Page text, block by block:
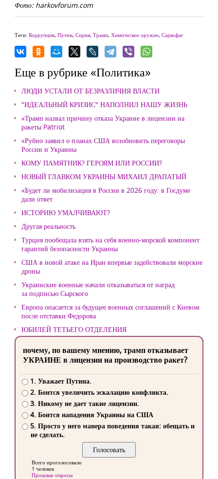
Фото: harkovforum.com
Теги: Коррупция, Путин, Сирия, Трамп, Химическое оружие, Саркофаг
Еще в рубрике «Политика»
ЛЮДИ УСТАЛИ ОТ БЕЗРАЗЛИЧИЯ ВЛАСТИ
"ИДЕАЛЬНЫЙ КРИЗИС" НАПОЛНИЛ НАШУ ЖИЗНЬ
«Трамп назвал причину отказа Украине в лицензии на
ракеты Patriot
«Рубио заявил о планах США возобновить переговоры
России и Украины
КОМУ ПАМЯТНИК? ГЕРОЯМ ИЛИ РОССИИ?
НОВЫЙ ГЛАВКОМ УКРАИНЫ МИХАИЛ ДРАПАТЫЙ
«Будет ли мобилизация в России в 2026 году: в Госдуме
дали ответ
ИСТОРИЮ УМАЛЧИВАЮТ?
Другая реальность
Турция пообещала взять на себя военно-морской компонент
гарантий безопасности Украины
США в новой атаке на Иран впервые задействовали морские
дроны
Украинские военные начали отказываться от наград
за подписью Сырского
Европа опасается за будущее военных соглашений с Киевом
после отставки Федорова
ЮБИЛЕЙ ТЕТЬЕГО ОТДЕЛЕНИЯ
почему, по вашему мнению, трамп отказывает
УКРАИНЕ в лицензии на производство ракет?
1. Уважает Путина.
2. Боится увеличить эскалацию конфликта.
3. Никому не дает такие лицензии.
4. Боится нападения Украины на США
5. Просто у него манера поведения такая: обещать и
не сделать.
Всего проголосовало
1 человек
Прошлые опросы